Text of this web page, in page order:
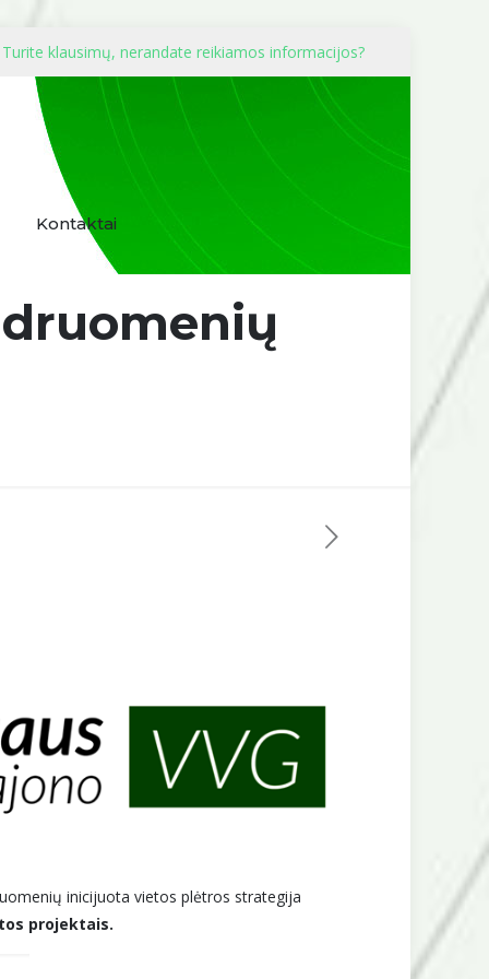
Turite klausimų, nerandate reikiamos informacijos?
Kontaktai
inicijuota vietos plėtros strategija
projektais.